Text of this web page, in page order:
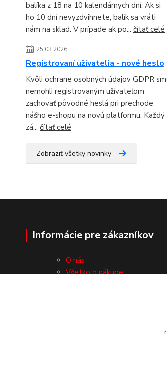
balíka z 18 na 10 kalendárnych dní. Ak si
ho 10 dní nevyzdvihnete, balík sa vráti
nám na sklad. V prípade ak po... čítať celé
25.03.2026
Registrovaní užívatelia - nové heslo
Kvôli ochrane osobných údajov GDPR
nemohli registrovaným užívateľom
zachovať pôvodné heslá pri prechode
nášho e-shopu na novú platformu. Každý
zá... čítať celé
Zobraziť všetky novinky
Informácie pre zákazníkov
O nás
Všetko o nákupe